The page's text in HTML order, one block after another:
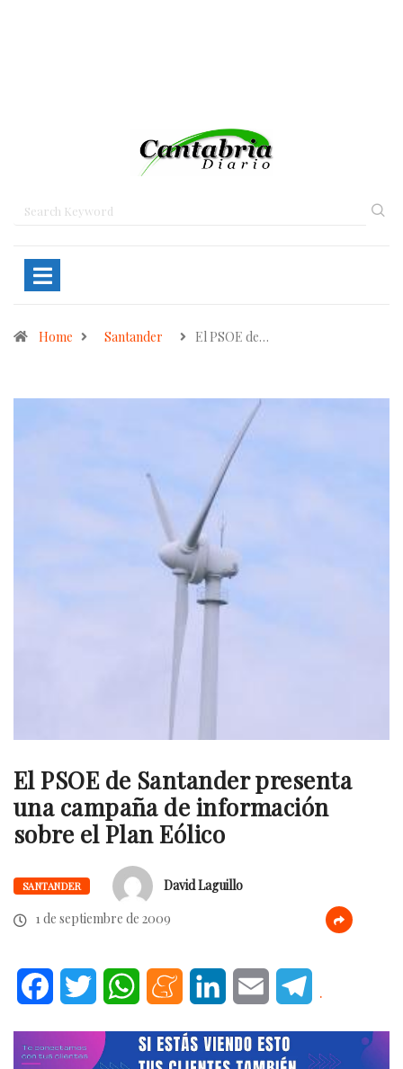
Home Santander El PSOE de…
El PSOE de Santander presenta
una campaña de información
sobre el Plan Eólico
SANTANDER
David Laguillo
1 de septiembre de 2009
FacebookTwitter WhatsAppMeneameLinkedInEmail .